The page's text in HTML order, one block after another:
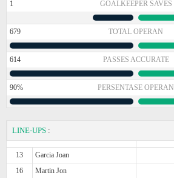
1 GOALKEEPER SAVES
679 TOTAL OPERAN
614 PASSES ACCURATE
90% PERSENTASE OPERAN
LINE-UPS :
13 Garcia Joan
16
Martin Jon